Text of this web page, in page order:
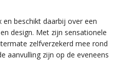
beschikt daarbij over een
design. Met zijn sensationele
zelfverzekerd mee rond
aanvulling zijn op de eveneens